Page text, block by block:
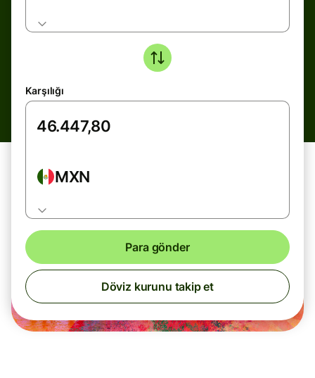
Karşılığı
MXN
Para gönder
Döviz kurunu takip et